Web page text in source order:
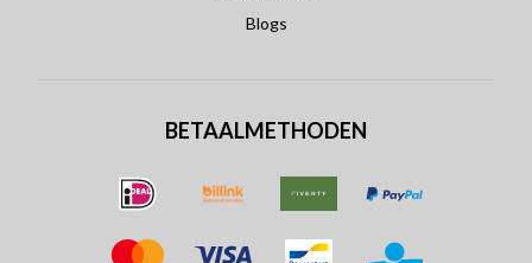
Blogs
BETAALMETHODEN